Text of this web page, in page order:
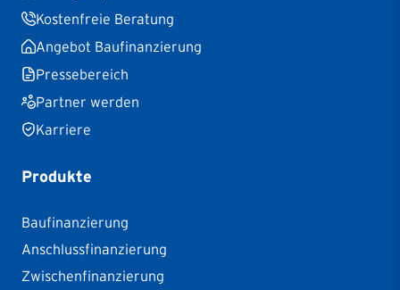
Kostenfreie Beratung
Angebot Baufinanzierung
Pressebereich
Partner werden
Karriere
Produkte
Baufinanzierung
Anschlussfinanzierung
Zwischenfinanzierung